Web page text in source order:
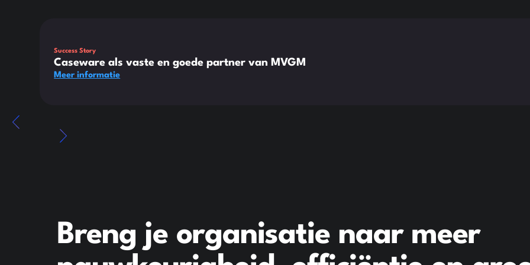
Success Story
Caseware als vaste en goede partner van MVGM
Meer informatie
Breng je organisatie naar meer